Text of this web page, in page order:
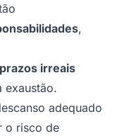
,
prazos irreais
exaustão.
adequado
o risco de